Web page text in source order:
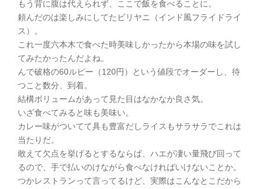
もう背に腹は代えられず、ここで飯を食べることに。
頼んだのは楽しみにしてたビリヤニ（インド風フライドライ
ス）。
これ一度六本木で食べた時美味しかったから本場の味を試し
てみたかったんだよね。
んで破格の60ルピー（120円）という値段でオーダーし、待
つこと数分、到着。
結構ボリュームがあって見た目はなかなか良さ気。
いざ食べてみると味も美味い。
カレー味がついてて具も豊富だしライスもサラサラでこれは
当たりだ。
敢えて欠点を挙げるとするならば、ハエが凄い量飛び回って
るので、手で払いのけながら食べなければいけないことか。
つかレストランって言ってるけど、実際はこんなとこだから